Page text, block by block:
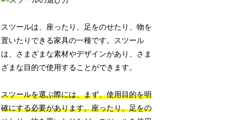
スツールは、座ったり、足をのせたり、物を
置いたりできる家具の一種です。スツール
は、さまざまな素材やデザインがあり、さま
ざまな目的で使用することができます。
スツールを選ぶ際には、まず、使用目的を明
確にする必要があります。座ったり、足をの